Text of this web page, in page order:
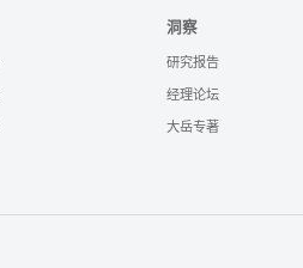
洞察
研究报告
经理论坛
大岳专著